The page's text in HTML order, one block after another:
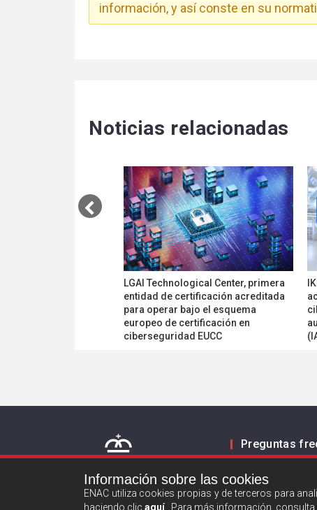
información, y así conste en su
Noticias relacionadas
LGAI Technological Center, primera
entidad de certificación acreditada
para operar bajo el esquema
europeo de certificación en
ciberseguridad EUCC
Preguntas
Información sobre las cookies
ENAC utiliza cookies propias y de terceros para
haciendo clic aquí. Para más información, consulta